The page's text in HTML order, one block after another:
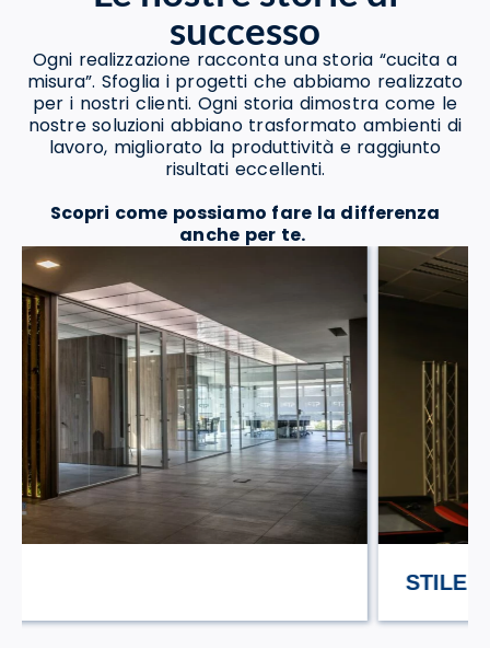
successo
Ogni realizzazione racconta una storia “cucita a
misura”. Sfoglia i progetti che abbiamo realizzato
per i nostri clienti. Ogni storia dimostra come le
nostre soluzioni abbiano trasformato ambienti di
lavoro, migliorato la produttività e raggiunto
risultati eccellenti.
Scopri come possiamo fare la differenza
anche per te.